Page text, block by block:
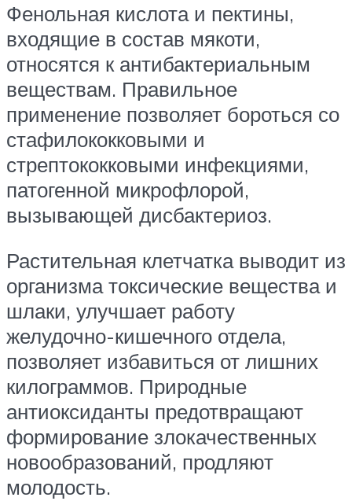
Фенольная кислота и пектины,
входящие в состав мякоти,
относятся к антибактериальным
веществам. Правильное
применение позволяет бороться со
стафилококковыми и
стрептококковыми инфекциями,
патогенной микрофлорой,
вызывающей дисбактериоз.
Растительная клетчатка выводит из
организма токсические вещества и
шлаки, улучшает работу
желудочно-кишечного отдела,
позволяет избавиться от лишних
килограммов. Природные
антиоксиданты предотвращают
формирование злокачественных
новообразований, продляют
молодость.